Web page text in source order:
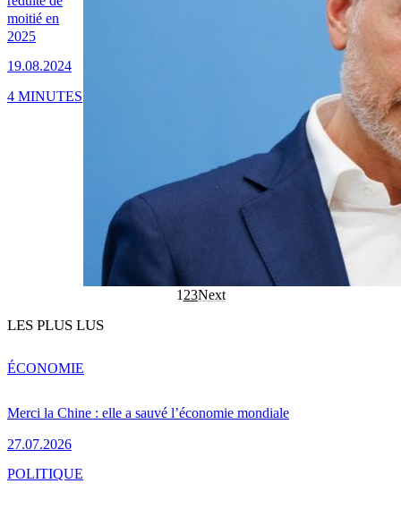
moitié en
2025
19.08.2024
4 MINUTES
1 23Next
LES PLUS LUS
Merci la Chine : elle a sauvé l’économie mondiale
27.07.2026
ÉCONOMIE
POLITIQUE